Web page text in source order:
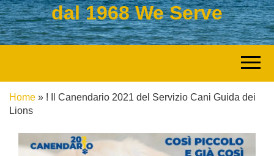
dal 1968 We Serve
Home » ! Il Canendario 2021 del Servizio Cani Guida dei
Lions